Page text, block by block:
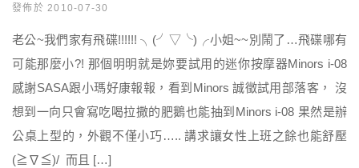
發佈於 2010-07-30
老公~我們家有飛碟!!!!!! ╮(╯▽╰)╭小姐~~別鬧了…飛碟哪有
可能那麼小?! 那個明明就是妳要試用的迷你按摩器Minors i-08
感謝SASA跟小瑪好康報報，看到Minors 誠徵試用部落客， 沒
想到一向只會寫吃喝拉撒的肥鵝也能抽到Minors i-08 果然是辦
公桌上型的，外觀不僅小巧….. 講求讓女性上班之餘也能舒壓
(≧∇≦)/ 而且 […]